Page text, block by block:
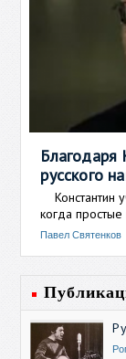
Благодаря
русского
Константин
когда
Павел Святенков